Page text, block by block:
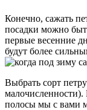
Конечно, сажать
посадки можно
первые весенние
будут более
Выбрать сорт
малочисленности).
полосы мы с вами